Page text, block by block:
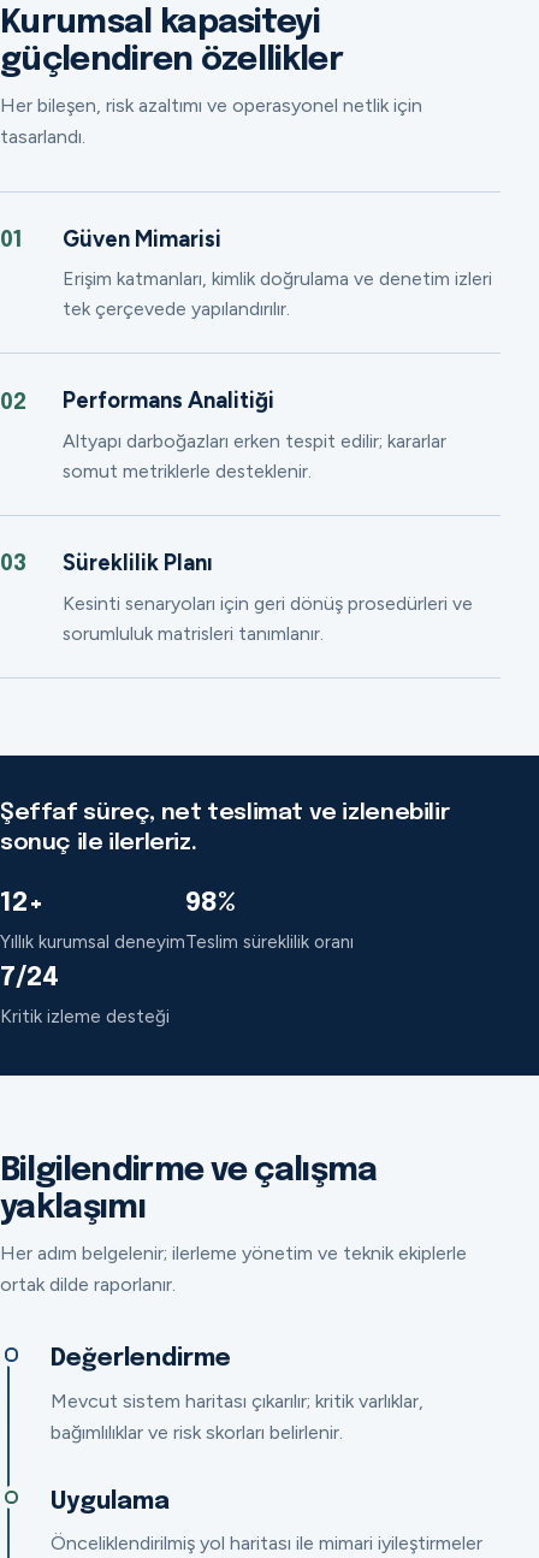
Kurumsal kapasiteyi
güçlendiren özellikler
Her bileşen, risk azaltımı ve operasyonel netlik için
tasarlandı.
01 Güven Mimarisi
Erişim katmanları, kimlik doğrulama ve denetim izleri
tek çerçevede yapılandırılır.
02 Performans Analitiği
Altyapı darboğazları erken tespit edilir; kararlar
somut metriklerle desteklenir.
03 Süreklilik Planı
Kesinti senaryoları için geri dönüş prosedürleri ve
sorumluluk matrisleri tanımlanır.
Şeffaf süreç, net teslimat ve izlenebilir
sonuç ile ilerleriz.
12+
Yıllık kurumsal deneyim
98%
Teslim süreklilik oranı
7/24
Kritik izleme desteği
Bilgilendirme ve çalışma
yaklaşımı
Her adım belgelenir; ilerleme yönetim ve teknik ekiplerle
ortak dilde raporlanır.
Değerlendirme
Mevcut sistem haritası çıkarılır; kritik varlıklar,
bağımlılıklar ve risk skorları belirlenir.
Uygulama
Önceliklendirilmiş yol haritası ile mimari iyileştirmeler